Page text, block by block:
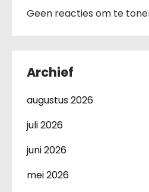
Geen reacties om te
Archief
augustus 2026
juli 2026
juni 2026
mei 2026